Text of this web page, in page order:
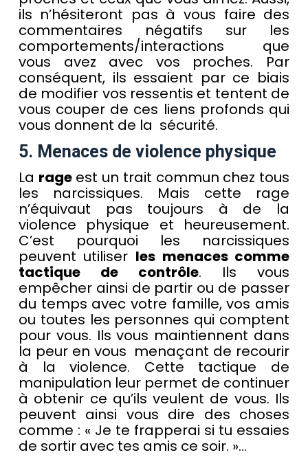
ils n’hésiteront pas à vous faire des
commentaires négatifs sur les
comportements/interactions que
vous avez avec vos proches. Par
conséquent, ils essaient par ce biais
de modifier vos ressentis et tentent de
vous couper de ces liens profonds qui
vous donnent de la sécurité.
5. Menaces de violence physique
La rageest un trait commun chez tous
les narcissiques. Mais cette rage
n’équivaut pas toujours à de la
violence physique et heureusement.
C’est pourquoi les narcissiques
peuvent utiliser les menaces comme
tactique de contrôle. Ils vous
empêcher ainsi de partir ou de passer
du temps avec votre famille, vos amis
ou toutes les personnes qui comptent
pour vous. Ils vous maintiennent dans
la peur en vous menaçant de recourir
à la violence. Cette tactique de
manipulation leur permet de continuer
à obtenir ce qu’ils veulent de vous. Ils
peuvent ainsi vous dire des choses
comme : « Je te frapperai si tu essaies
de sortir avec tes amis ce soir. »…